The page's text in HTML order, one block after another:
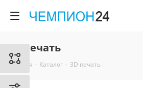
3D печать
Главная - Каталог - 3D печать